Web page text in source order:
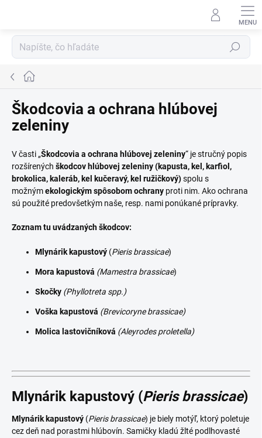
Hľadať
Domov
Škodcovia a ochrana hlúbovej
zeleniny
V časti „Škodcovia a ochrana hlúbovej zeleniny“ je stručný popis
rozšírených škodcov hlúbovej zeleniny (kapusta, kel, karfiol,
brokolica, kaleráb, kel kučeravý, kel ružičkový)spolu s
možnýmekologickým spôsobom ochrany proti nim. Ako ochrana
sú použité predovšetkým naše, resp. nami ponúkané prípravky.
Zoznam tu uvádzaných škodcov:
Mlynárik kapustový (Pieris brassicae)
Mora kapustová (Mamestra brassicae)
Skočky (Phyllotreta spp.)
Voška kapustová (Brevicoryne brassicae)
Molica lastovičníková (Aleyrodes proletella)
Mlynárik kapustový (Pieris brassicae)
Mlynárik kapustový (Pieris brassicae) je biely motýľ, ktorý poletuje
cez deň nad porastmi hlúbovín. Samičky kladú žlté podlhovasté